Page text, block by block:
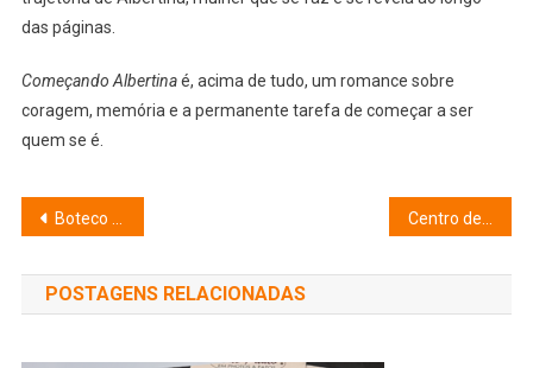
das páginas.
Começando Albertinaé, acima de tudo, um romance sobre
coragem, memória e a permanente tarefa de começar a ser
quem se é.
Navegação
de
Post
Boteco Bolovo realiza 1ª edição da “BolovoRun” em parceria com a BEB Running
POSTAGENS RELACIONADAS